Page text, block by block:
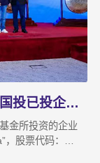
科技成果转化服务
续增长注入新活
“物理AI第一股”登陆港交所！湘江国投已投企业Momenta成功上市
金所投资的企业
股票代码：